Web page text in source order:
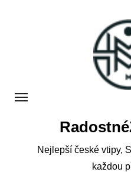
Nejlepší české vtipy,
každou